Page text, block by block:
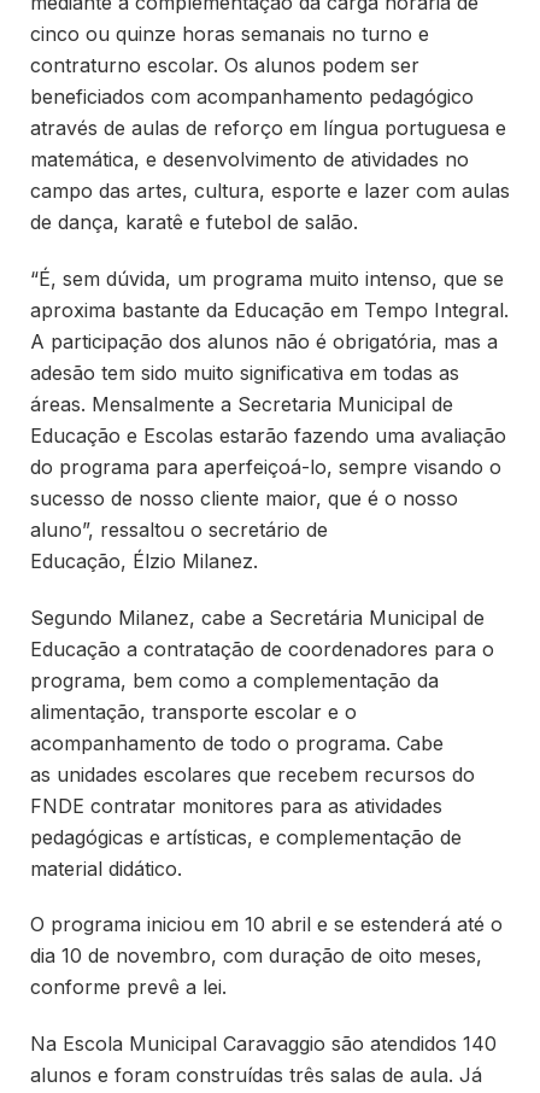
cinco ou quinze horas semanais no turno e
contraturno escolar. Os alunos podem ser
beneficiados com acompanhamento pedagógico
através de aulas de reforço em língua portuguesa e
matemática, e desenvolvimento de atividades no
campo das artes, cultura, esporte e lazer com aulas
de dança, karatê e futebol de salão.
“É, sem dúvida, um programa muito intenso, que se
aproxima bastante da Educação em Tempo Integral.
A participação dos alunos não é obrigatória, mas a
adesão tem sido muito significativa em todas as
áreas. Mensalmente a Secretaria Municipal de
Educação e Escolas estarão fazendo uma avaliação
do programa para aperfeiçoá-lo, sempre visando o
sucesso de nosso cliente maior, que é o nosso
aluno”, ressaltou o secretário de
Educação, Élzio Milanez.
Segundo Milanez, cabe a Secretária Municipal de
Educação a contratação de coordenadores para o
programa, bem como a complementação da
alimentação, transporte escolar e o
acompanhamento de todo o programa. Cabe
as unidades escolares que recebem recursos do
FNDE contratar monitores para as atividades
pedagógicas e artísticas, e complementação de
material didático.
O programa iniciou em 10 abril e se estenderá até o
dia 10 de novembro, com duração de oito meses,
conforme prevê a lei.
Na Escola Municipal Caravaggio são atendidos 140
alunos e foram construídas três salas de aula. Já